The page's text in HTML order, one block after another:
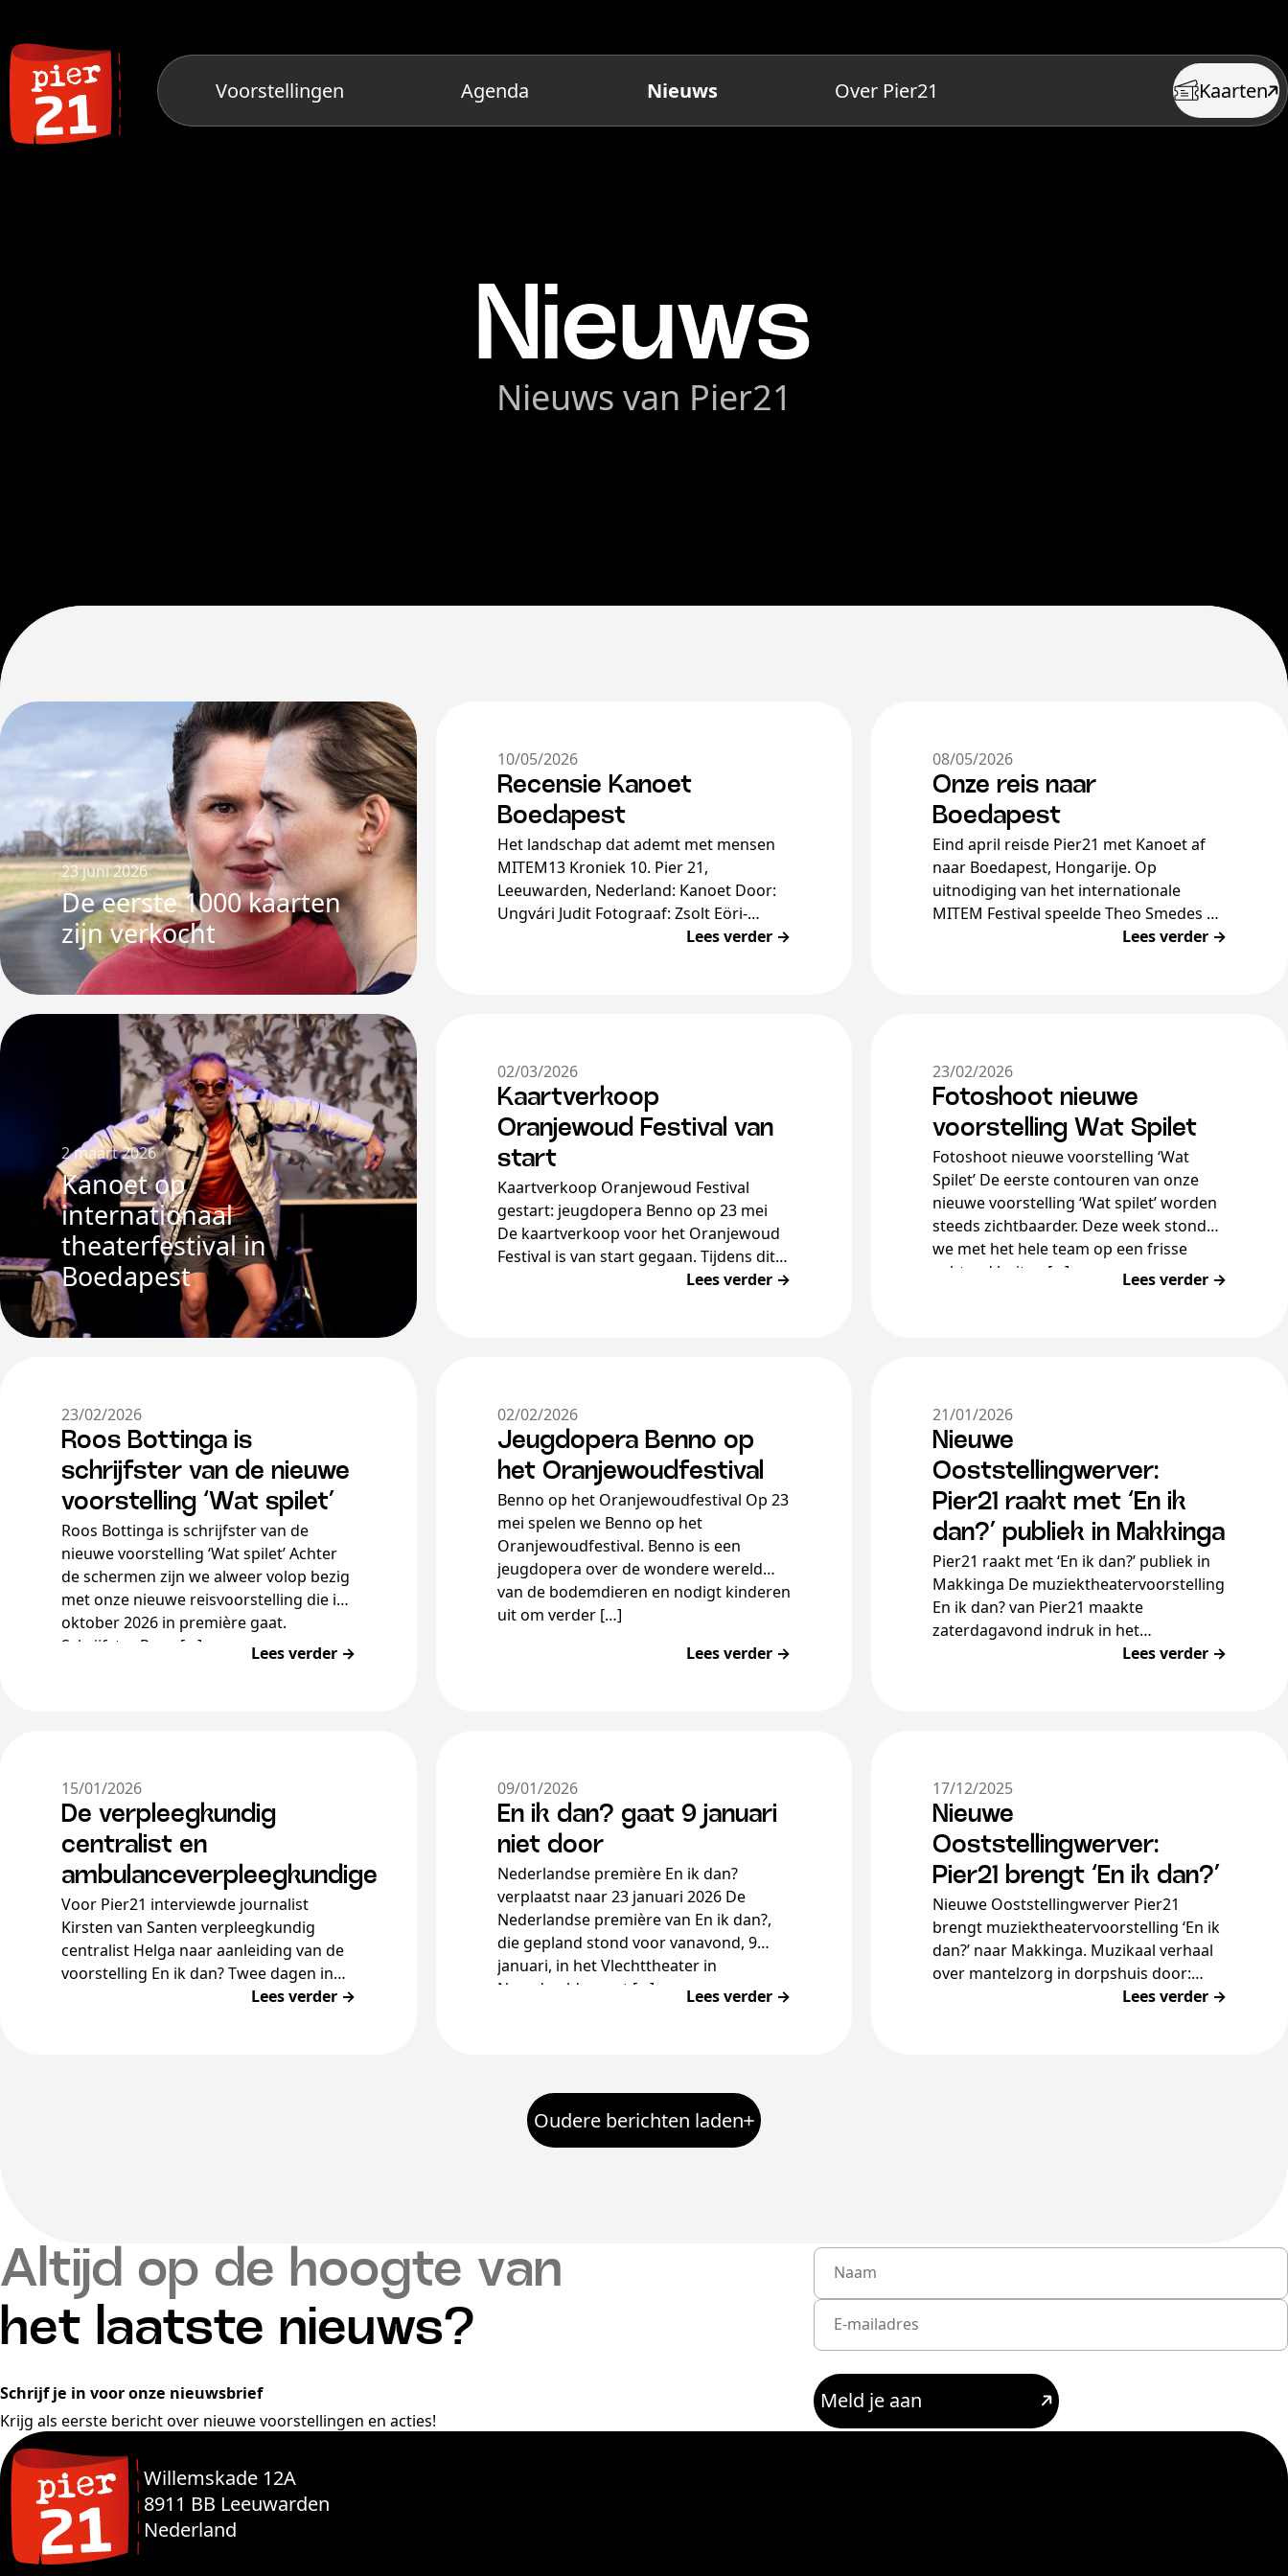
Voorstellingen Agenda Nieuws Over Pier21 Kaarten
Nieuws
Nieuws van Pier21
23 juni 2026
De eerste 1000 kaarten
zijn verkocht
10/05/2026
Recensie Kanoet
Boedapest
Het landschap dat ademt met mensen
MITEM13 Kroniek 10. Pier 21,
Leeuwarden, Nederland: Kanoet Door:
Ungvári Judit Fotograaf: Zsolt Eöri-
Szabó Het Friestalige theater Pier 21 in
Lees verder →
08/05/2026
Onze reis naar
Boedapest
Eind april reisde Pier21 met Kanoet af
naar Boedapest, Hongarije. Op
uitnodiging van het internationale
MITEM Festival speelde Theo Smedes de
voorstelling in het Fries, met Hongaarse
Lees verder →
2 maart 2026
Kanoet op
internationaal
theaterfestival in
Boedapest
02/03/2026
Kaartverkoop
Oranjewoud Festival van
start
Kaartverkoop Oranjewoud Festival
gestart: jeugdopera Benno op 23 mei
De kaartverkoop voor het Oranjewoud
Festival is van start gegaan. Tijdens dit
festival, dat jaarlijks plaatsvindt in de
Lees verder →
23/02/2026
Fotoshoot nieuwe
voorstelling Wat Spilet
Fotoshoot nieuwe voorstelling ‘Wat
Spilet’ De eerste contouren van onze
nieuwe voorstelling ‘Wat spilet’ worden
steeds zichtbaarder. Deze week stonden
we met het hele team op een frisse
ochtend buiten […]
Lees verder →
23/02/2026
Roos Bottinga is
schrijfster van de nieuwe
voorstelling ‘Wat spilet’
Roos Bottinga is schrijfster van de
nieuwe voorstelling ‘Wat spilet’ Achter
de schermen zijn we alweer volop bezig
met onze nieuwe reisvoorstelling die in
oktober 2026 in première gaat.
Schrijfster Roos […]
Lees verder →
02/02/2026
Jeugdopera Benno op
het Oranjewoudfestival
Benno op het Oranjewoudfestival Op 23
mei spelen we Benno op het
Oranjewoudfestival. Benno is een
jeugdopera over de wondere wereld
van de bodemdieren en nodigt kinderen
uit om verder […]
Lees verder →
21/01/2026
Nieuwe
Ooststellingwerver:
Pier21 raakt met ‘En ik
dan?’ publiek in Makkinga
Pier21 raakt met ‘En ik dan?’ publiek in
Makkinga De muziektheatervoorstelling
En ik dan? van Pier21 maakte
zaterdagavond indruk in het
Grietenijhûs in Makkinga. In een volle
Lees verder →
15/01/2026
De verpleegkundig
centralist en
ambulanceverpleegkundige
Voor Pier21 interviewde journalist
Kirsten van Santen verpleegkundig
centralist Helga naar aanleiding van de
voorstelling En ik dan? Twee dagen in
de week, al 26 jaar, werkt Helga (53) op
Lees verder →
09/01/2026
En ik dan? gaat 9 januari
niet door
Nederlandse première En ik dan?
verplaatst naar 23 januari 2026 De
Nederlandse première van En ik dan?,
die gepland stond voor vanavond, 9
januari, in het Vlechttheater in
Noordwolde, gaat […]
Lees verder →
17/12/2025
Nieuwe
Ooststellingwerver:
Pier21 brengt ‘En ik dan?’
Nieuwe Ooststellingwerver Pier21
brengt muziektheatervoorstelling ‘En ik
dan?’ naar Makkinga. Muzikaal verhaal
over mantelzorg in dorpshuis door:
Jasper ’t Hooft Foto: FotoTekst.nl Het
Lees verder →
Oudere berichten laden
Altijd op de hoogte van
het laatste nieuws?
Schrijf je in voor onze nieuwsbrief
Krijg als eerste bericht over nieuwe voorstellingen en acties!
Meld je aan
Willemskade 12A
8911 BB Leeuwarden
Nederland